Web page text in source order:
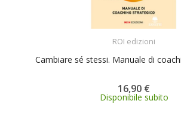
ROI edizioni
Cambiare sé stessi. Manuale di
16,90 €
Disponibile subito